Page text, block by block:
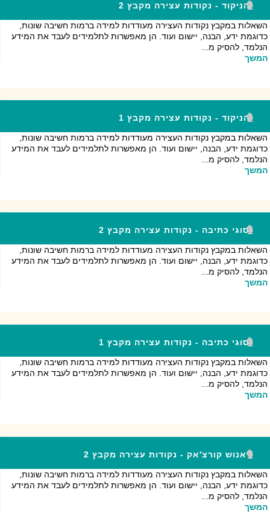
הניקוד - נקודות עצירה מקבץ 2
השאלות במקבץ נקודות העצירה מעודדות למידה ברמות חשיבה שונות,
כדוגמת ידע, הבנה, יישום ועוד. הן מאפשרות לתלמידים לעבד את המידע
הנלמד, להסיק מ...
המשך
הניקוד - נקודות עצירה מקבץ 1
השאלות במקבץ נקודות העצירה מעודדות למידה ברמות חשיבה שונות,
כדוגמת ידע, הבנה, יישום ועוד. הן מאפשרות לתלמידים לעבד את המידע
הנלמד, להסיק מ...
המשך
סוגי כתיבה - נקודות עצירה מקבץ 2
השאלות במקבץ נקודות העצירה מעודדות למידה ברמות חשיבה שונות,
כדוגמת ידע, הבנה, יישום ועוד. הן מאפשרות לתלמידים לעבד את המידע
הנלמד, להסיק מ...
המשך
סוגי כתיבה - נקודות עצירה מקבץ 1
השאלות במקבץ נקודות העצירה מעודדות למידה ברמות חשיבה שונות,
כדוגמת ידע, הבנה, יישום ועוד. הן מאפשרות לתלמידים לעבד את המידע
הנלמד, להסיק מ...
המשך
יאנוש קורצ'אק - נקודות עצירה מקבץ 2
השאלות במקבץ נקודות העצירה מעודדות למידה ברמות חשיבה שונות,
כדוגמת ידע, הבנה, יישום ועוד. הן מאפשרות לתלמידים לעבד את המידע
הנלמד, להסיק מ...
המשך